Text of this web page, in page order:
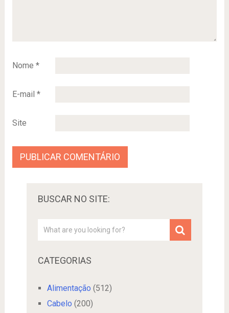
Nome *
E-mail *
Site
BUSCAR NO SITE:
CATEGORIAS
Alimentação (512)
Cabelo (200)